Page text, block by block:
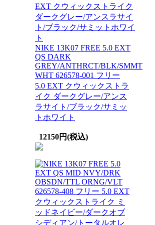
NIKE 13K07 FREE 5.0 EXT
QS DARK
GREY/ANTHRCT/BLK/SMMT
WHT 626578-001 フリー
5.0 EXT クウィックストラ
イク ダークグレー/アンス
ラサイト/ブラック/サミッ
トホワイト
12150円(税込)